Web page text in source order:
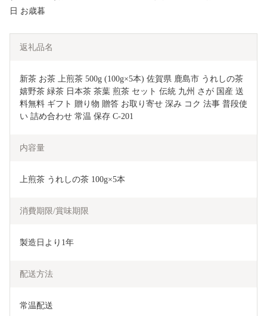
日 お歳暮
返礼品名
新茶 お茶 上煎茶 500g (100g×5本) 佐賀県 鹿島市 うれしの茶
嬉野茶 緑茶 日本茶 茶葉 煎茶 セット 伝統 九州 さが 国産 送
料無料 ギフト 贈り物 贈答 お取り寄せ 深み コク 法事 普段使
い 詰め合わせ 常温 保存 C-201
内容量
上煎茶 うれしの茶 100g×5本
消費期限/賞味期限
製造日より1年
配送方法
常温配送